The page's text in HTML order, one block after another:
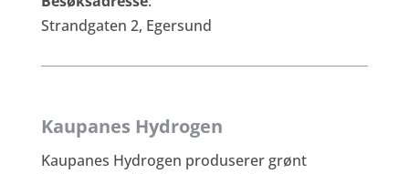
Strandgaten 2, Egersund
Kaupanes Hydrogen
Kaupanes Hydrogen produserer grønt